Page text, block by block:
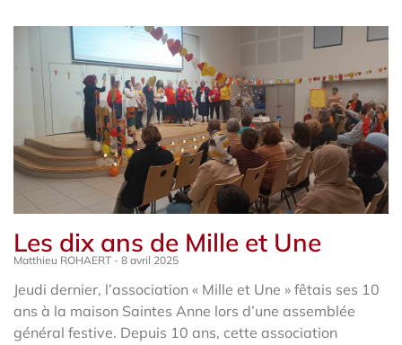
Les dix ans de Mille et Une
Matthieu ROHAERT 8 avril 2025
Jeudi dernier, l’association « Mille et Une » fêtais ses 10
ans à la maison Saintes Anne lors d’une assemblée
général festive. Depuis 10 ans, cette association